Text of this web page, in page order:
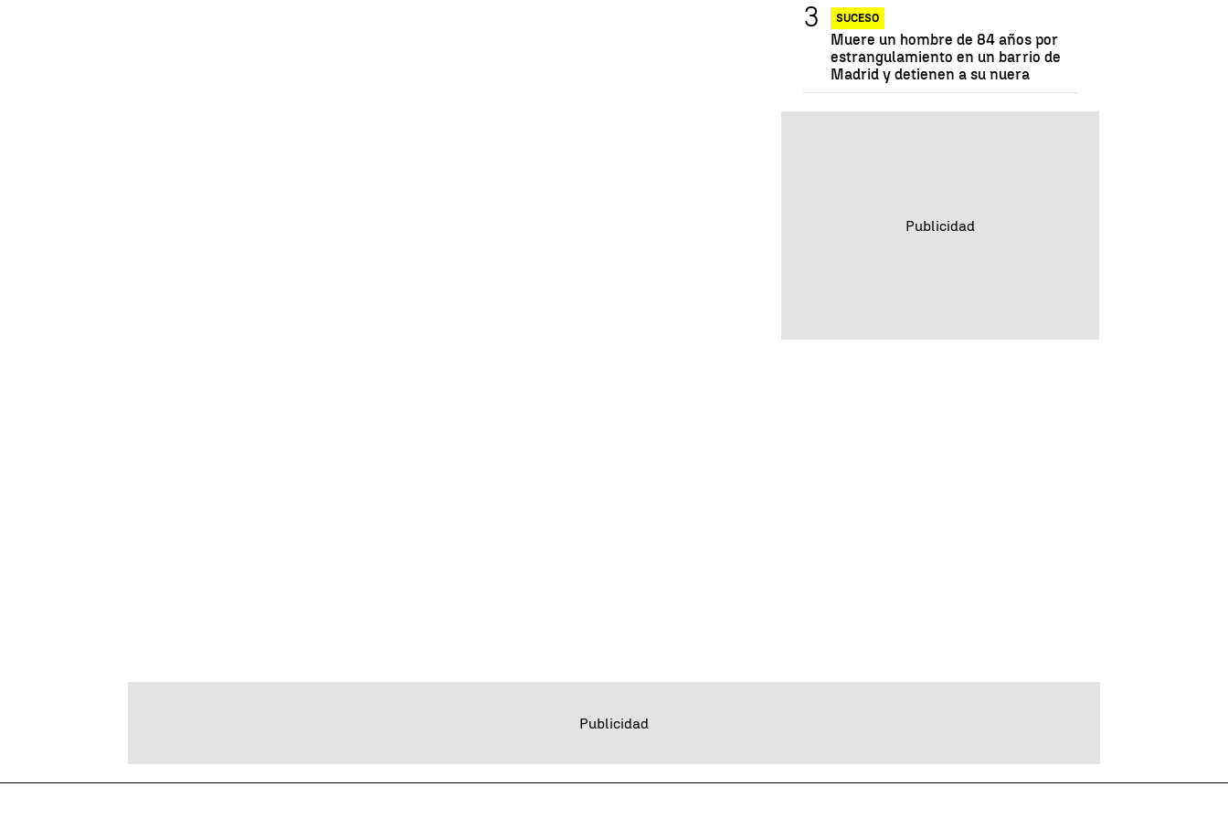
SUCESO
Muere un hombre de 84 años por
estrangulamiento en un barrio de
Madrid y detienen a su nuera